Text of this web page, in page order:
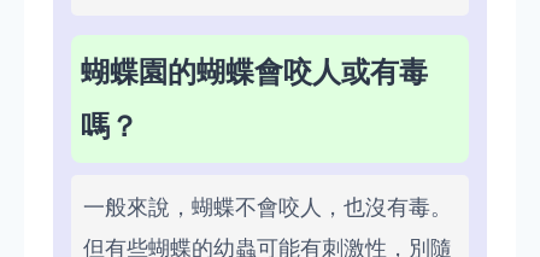
蝴蝶園的蝴蝶會咬人或有毒
嗎？
一般來說，蝴蝶不會咬人，也沒有毒。
但有些蝴蝶的幼蟲可能有刺激性，別隨